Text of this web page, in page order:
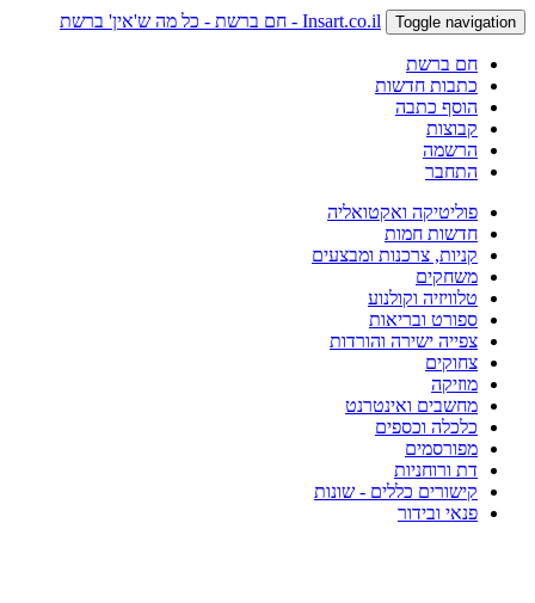
Toggle navigation Insart.co.il - חם ברשת - כל מה ש'אין' ברשת
חם ברשת
כתבות חדשות
הוסף כתבה
קבוצות
הרשמה
התחבר
פוליטיקה ואקטואליה
חדשות חמות
קניות, צרכנות ומבצעים
משחקים
טלוויזיה וקולנוע
ספורט ובריאות
צפייה ישירה והורדות
צחוקים
מוזיקה
מחשבים ואינטרנט
כלכלה וכספים
מפורסמים
דת ורוחניות
קישורים כללים - שונות
פנאי ובידור